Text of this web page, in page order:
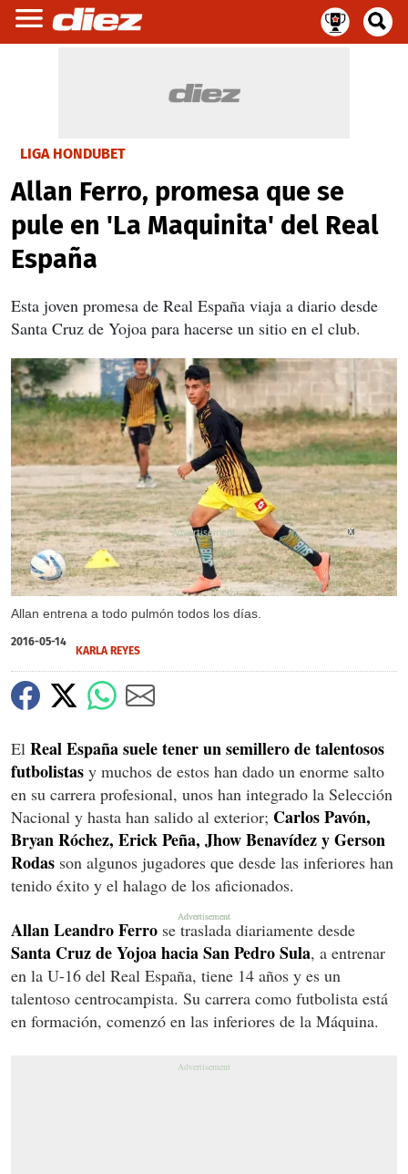
LIGA HONDUBET
Allan Ferro, promesa que se
pule en 'La Maquinita' del Real
España
Esta joven promesa de Real España viaja a diario desde
Santa Cruz de Yojoa para hacerse un sitio en el club.
Allan entrena a todo pulmón todos los días.
X
X
X
X
2016-05-14
KARLA REYES
El Real España suele tener un semillero de talentosos
futbolistas y muchos de estos han dado un enorme salto
en su carrera profesional, unos han integrado la Selección
Nacional y hasta han salido al exterior; Carlos Pavón,
Bryan Róchez, Erick Peña, Jhow Benavídez y Gerson
Rodas son algunos jugadores que desde las inferiores han
tenido éxito y el halago de los aficionados.
Allan Leandro Ferro se traslada diariamente desde
Santa Cruz de Yojoa hacia San Pedro Sula, a entrenar
en la U-16 del Real España, tiene 14 años y es un
talentoso centrocampista. Su carrera como futbolista está
en formación, comenzó en las inferiores de la Máquina.